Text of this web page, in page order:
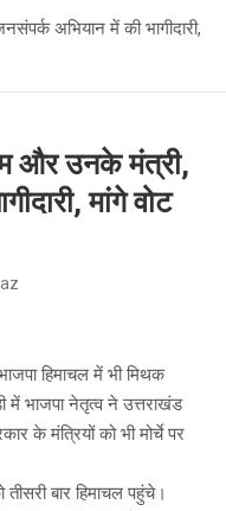
अभियान में की भागीदारी,
और उनके मंत्री,
मांगे वोट
हिमाचल में भी मिथक
में भाजपा नेतृत्व ने उत्तराखंड
के मंत्रियों को भी मोर्चे पर
तीसरी बार हिमाचल पहुंचे।